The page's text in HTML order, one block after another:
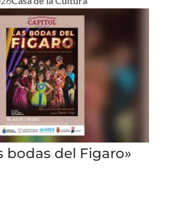
bodas del Figaro»